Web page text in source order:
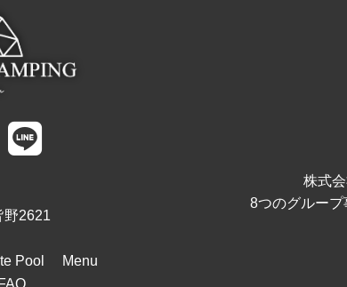
野2621
Pool
Menu
株式
8つのグルー